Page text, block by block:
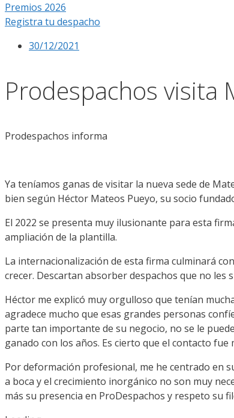
Premios 2026
Registra tu despacho
30/12/2021
Prodespachos visita
Prodespachos informa
Ya teníamos ganas de visitar la nueva sede de
bien según Héctor Mateos Pueyo, su socio
El 2022 se presenta muy ilusionante para esta
ampliación de la plantilla.
La internacionalización de esta firma culminará
crecer. Descartan absorber despachos que no les
Héctor me explicó muy orgulloso que tenían
agradece mucho que esas grandes personas
parte tan importante de su negocio, no se le
ganado con los años. Es cierto que el contacto
Por deformación profesional, me he centrado en
a boca y el crecimiento inorgánico no son muy
más su presencia en ProDespachos y respeto su